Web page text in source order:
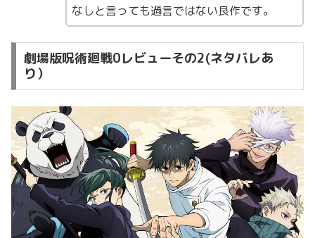
なしと言っても過言ではない良作です。
劇場版呪術廻戦0レビューその2(ネタバレあ
り）